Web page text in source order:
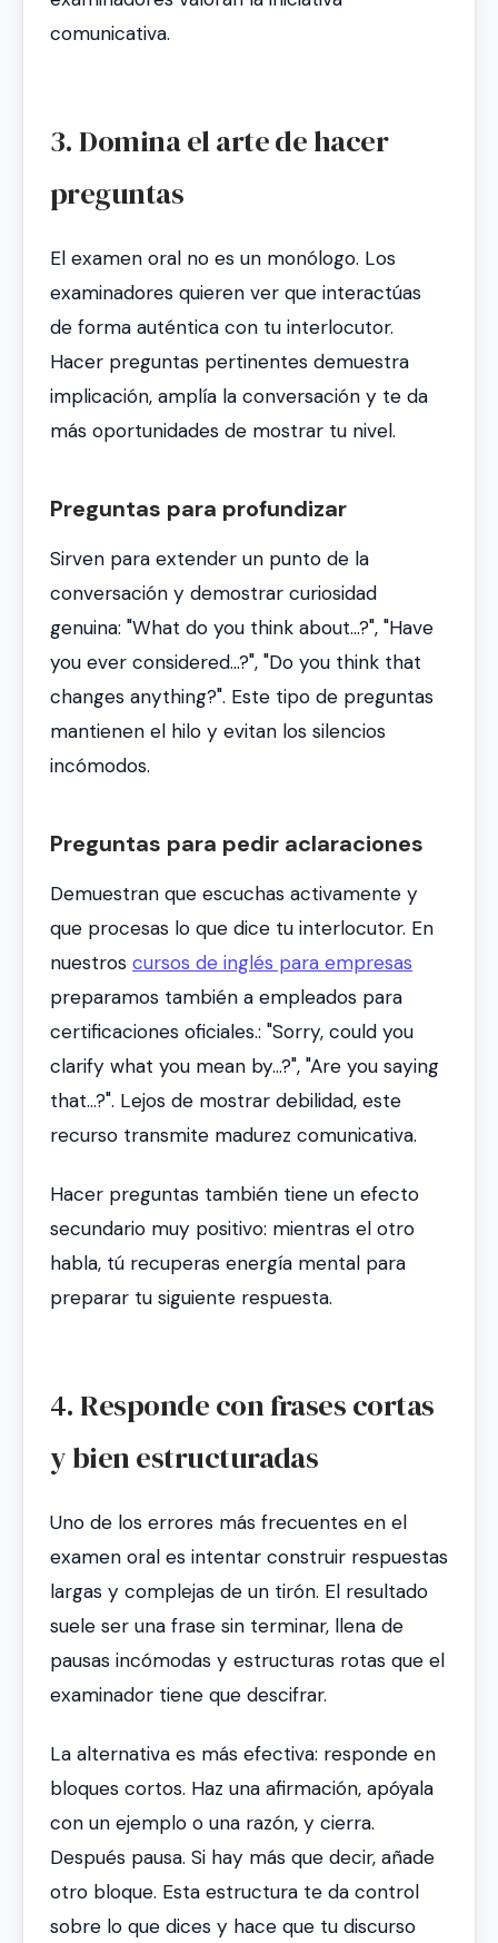
comunicativa.
3. Domina el arte de hacer
preguntas
El examen oral no es un monólogo. Los
examinadores quieren ver que interactúas
de forma auténtica con tu interlocutor.
Hacer preguntas pertinentes demuestra
implicación, amplía la conversación y te da
más oportunidades de mostrar tu nivel.
Preguntas para profundizar
Sirven para extender un punto de la
conversación y demostrar curiosidad
genuina: "What do you think about...?", "Have
you ever considered...?", "Do you think that
changes anything?". Este tipo de preguntas
mantienen el hilo y evitan los silencios
incómodos.
Preguntas para pedir aclaraciones
Demuestran que escuchas activamente y
que procesas lo que dice tu interlocutor. En
nuestros cursos de inglés para empresas
preparamos también a empleados para
certificaciones oficiales.: "Sorry, could you
clarify what you mean by...?", "Are you saying
that...?". Lejos de mostrar debilidad, este
recurso transmite madurez comunicativa.
Hacer preguntas también tiene un efecto
secundario muy positivo: mientras el otro
habla, tú recuperas energía mental para
preparar tu siguiente respuesta.
4. Responde con frases cortas
y bien estructuradas
Uno de los errores más frecuentes en el
examen oral es intentar construir respuestas
largas y complejas de un tirón. El resultado
suele ser una frase sin terminar, llena de
pausas incómodas y estructuras rotas que el
examinador tiene que descifrar.
La alternativa es más efectiva: responde en
bloques cortos. Haz una afirmación, apóyala
con un ejemplo o una razón, y cierra.
Después pausa. Si hay más que decir, añade
otro bloque. Esta estructura te da control
sobre lo que dices y hace que tu discurso